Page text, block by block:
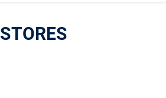
STORES